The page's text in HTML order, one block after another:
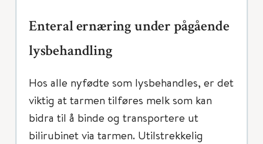
Enteral ernæring under pågående
lysbehandling
Hos alle nyfødte som lysbehandles, er det
viktig at tarmen tilføres melk som kan
bidra til å binde og transportere ut
bilirubinet via tarmen. Utilstrekkelig